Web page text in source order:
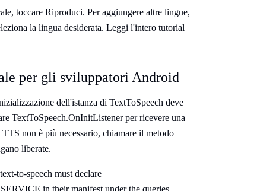
toccare Riproduci. Per aggiungere altre lingue,
la lingua desiderata. Leggi l'intero tutorial
per gli sviluppatori Android
dell'istanza di TextToSpeech deve
TextToSpeech.OnInitListener per ricevere una
non è più necessario, chiamare il metodo
liberate.
to-speech must declare
in their manifest under the queries